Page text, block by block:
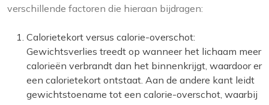
verschillende factoren die hieraan bijdragen:
Calorietekort versus calorie-overschot:
Gewichtsverlies treedt op wanneer het lichaam meer
calorieën verbrandt dan het binnenkrijgt, waardoor er
een calorietekort ontstaat. Aan de andere kant leidt
gewichtstoename tot een calorie-overschot, waarbij